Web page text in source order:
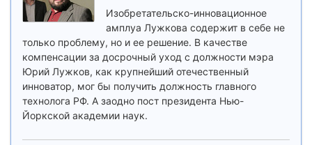
Изобретательско-инновационное
амплуа Лужкова содержит в себе не
только проблему, но и ее решение. В качестве
компенсации за досрочный уход с должности мэра
Юрий Лужков, как крупнейший отечественный
инноватор, мог бы получить должность главного
технолога РФ. А заодно пост президента Нью-
Йоркской академии наук.